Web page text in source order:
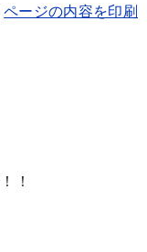
ページの内容を印刷
！